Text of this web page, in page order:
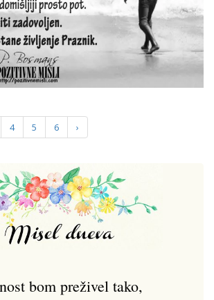
4 5 6 ›
bom preživel tako,